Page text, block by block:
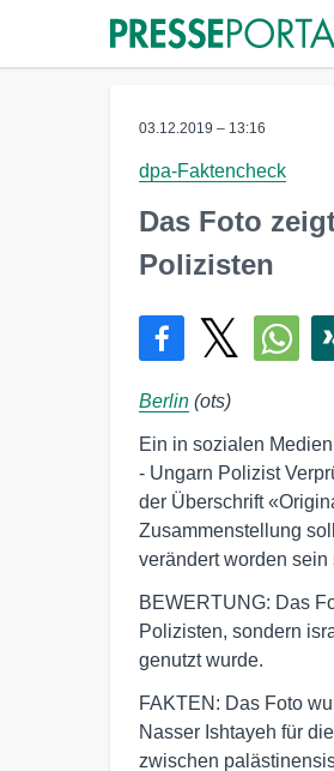
03.12.2019 – 13:16
dpa-Faktencheck
Das Foto
Polizisten
Berlin (ots)
Ein in sozialen
- Ungarn Polizist
der Überschrift
Zusammenstellung
verändert worden sein
BEWERTUNG: Das
Polizisten, sondern
genutzt wurde.
FAKTEN: Das Foto
Nasser Ishtayeh für
zwischen